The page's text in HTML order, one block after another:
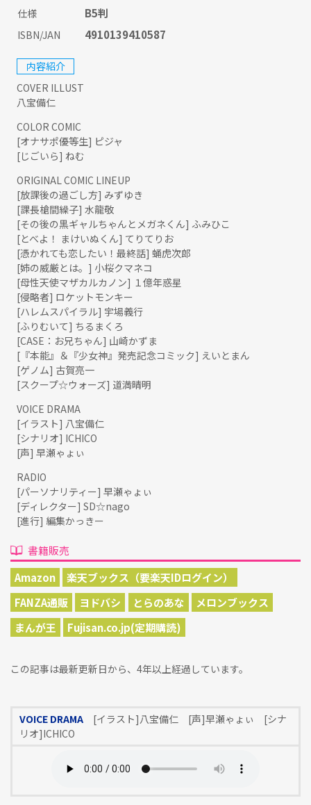
仕様 B5判
ISBN/JAN 4910139410587
内容紹介
COVER ILLUST
八宝備仁
COLOR COMIC
[オナサポ優等生] ピジャ
[じごいら] ねむ
ORIGINAL COMIC LINEUP
[放課後の過ごし方] みずゆき
[課長槍間繰子] 水龍敬
[その後の黒ギャルちゃんとメガネくん] ふみひこ
[とべよ！ まけいぬくん] てりてりお
[憑かれても恋したい！最終話] 蛹虎次郎
[姉の威厳とは。] 小桜クマネコ
[母性天使マザカルカノン] １億年惑星
[侵略者] ロケットモンキー
[ハレムスパイラル] 宇場義行
[ふりむいて] ちるまくろ
[CASE：お兄ちゃん] 山崎かずま
[『本能』＆『少女神』発売記念コミック] えいとまん
[ゲノム] 古賀亮一
[スクープ☆ウォーズ] 道満晴明
VOICE DRAMA
[イラスト] 八宝備仁
[シナリオ] ICHICO
[声] 早瀬ゃょぃ
RADIO
[パーソナリティー] 早瀬ゃょぃ
[ディレクター] SD☆nago
[進行] 編集かっきー
書籍販売
Amazon
楽天ブックス（要楽天IDログイン）
FANZA通販
ヨドバシ とらのあな
メロンブックス
まんが王
Fujisan.co.jp(定期購読)
この記事は最新更新日から、4年以上経過しています。
VOICE DRAMA[イラスト]八宝備仁 [声]早瀬ゃょぃ [シナ
リオ]ICHICO